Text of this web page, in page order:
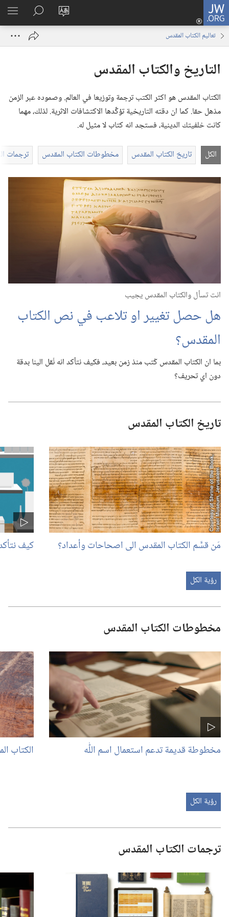
JW.ORG
تغيير
الموقع
تسجيل
الدخول
نافذة
البحث
في
JW.‎ORG
تعاليم الكتاب المقدس
التاريخ والكتاب المقدس
الكتاب المقدس هو اكثر الكتب ترجمة وتوزيعا في العالم.‏ وصموده عبر الزمن
مذهل حقا.‏ كما ان دقته التاريخية تؤكِّدها الاكتشافات الاثرية.‏ لذلك،‏ مهما
كانت خلفيتك الدينية،‏ فستجد انه كتاب لا مثيل له.‏
الكل تاريخ الكتاب المقدس مخطوطات الكتاب المقدس ترجمات
انت تسأل والكتاب المقدس يجيب
هل حصل تغيير او تلاعب في نص الكتاب
المقدس؟‏
بما ان الكتاب المقدس كُتب منذ زمن بعيد،‏ فكيف نتأكد انه نُقل الينا بدقة
دون اي تحريف؟‏
تاريخ الكتاب المقدس
مَن قسَّم الكتاب المقدس الى اصحاحات وأعداد؟‏ كيف
رؤية الكل
مخطوطات الكتاب المقدس
مخطوطة قديمة تدعم استعمال اسم اللّٰه الكتاب
رؤية الكل
ترجمات الكتاب المقدس